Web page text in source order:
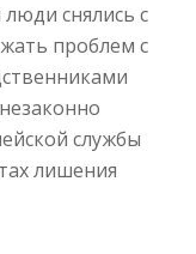
снялись с
проблем с
службы
лишения